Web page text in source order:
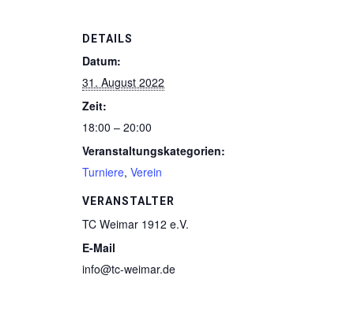
DETAILS
Datum:
31. August 2022
Zeit:
18:00 – 20:00
Veranstaltungskategorien:
Turniere, Verein
VERANSTALTER
TC Weimar 1912 e.V.
E-Mail
info@tc-weimar.de